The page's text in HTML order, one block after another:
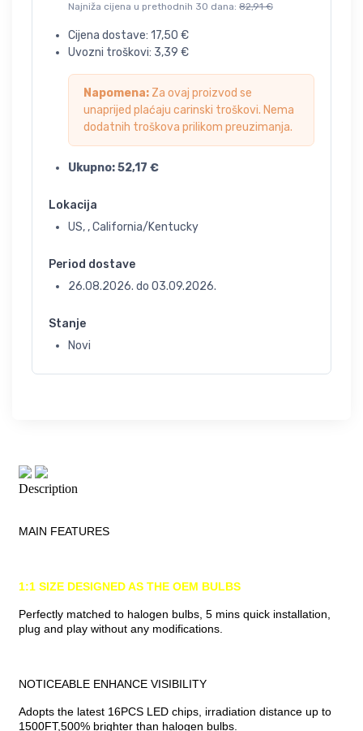
Najniža cijena u prethodnih 30 dana: 82,91 €
Cijena dostave: 17,50 €
Uvozni troškovi: 3,39 €
Napomena: Za ovaj proizvod se
unaprijed plaćaju carinski troškovi. Nema
dodatnih troškova prilikom preuzimanja.
Ukupno:52,17 €
Lokacija
US, , California/Kentucky
Period dostave
26.08.2026. do 03.09.2026.
Stanje
Novi